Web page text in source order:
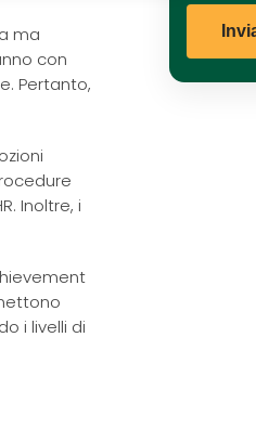
ma
con
Pertanto,
Inoltre, i
i livelli di